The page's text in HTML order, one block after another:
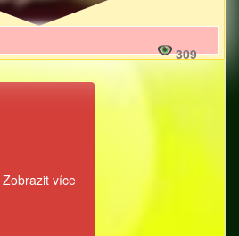
309
Zobrazit více